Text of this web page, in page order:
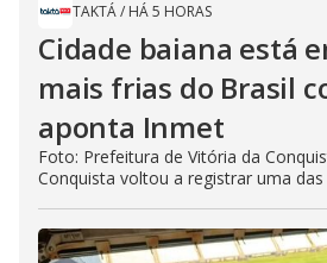
TAKTÁ/ HÁ 5 HORAS
Cidade baiana está
mais frias do Brasil
aponta Inmet
Foto: Prefeitura de Vitória da
Conquista voltou a registrar uma das